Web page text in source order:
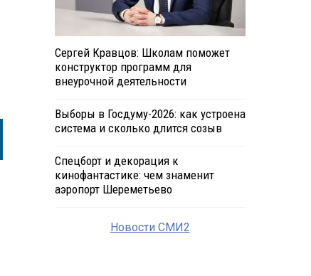
Сергей Кравцов: Школам поможет
конструктор программ для
внеурочной деятельности
Выборы в Госдуму-2026: как устроена
система и сколько длится созыв
Спецборт и декорация к
кинофантастике: чем знаменит
аэропорт Шереметьево
Новости СМИ2